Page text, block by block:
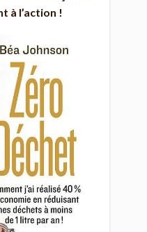
à l’action !